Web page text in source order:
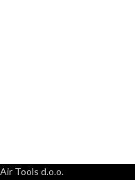
Air Tools d.o.o.